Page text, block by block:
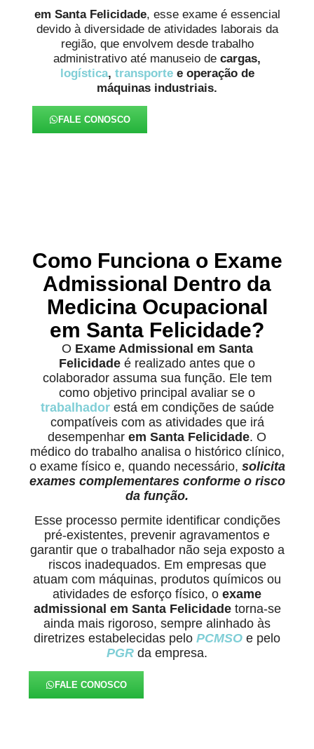
em Santa Felicidade, esse exame é essencial
devido à diversidade de atividades laborais da
região, que envolvem desde trabalho
administrativo até manuseio de cargas,
logística, transportee operação de
máquinas industriais.
FALE CONOSCO
Como Funciona o Exame
Admissional Dentro da
Medicina Ocupacional
em Santa Felicidade?
O Exame Admissional em Santa
Felicidade é realizado antes que o
colaborador assuma sua função. Ele tem
como objetivo principal avaliar se o
trabalhador está em condições de saúde
compatíveis com as atividades que irá
desempenhar em Santa Felicidade. O
médico do trabalho analisa o histórico clínico,
o exame físico e, quando necessário, solicita
exames complementares conforme o risco
da função.
Esse processo permite identificar condições
pré-existentes, prevenir agravamentos e
garantir que o trabalhador não seja exposto a
riscos inadequados. Em empresas que
atuam com máquinas, produtos químicos ou
atividades de esforço físico, o exame
admissional em Santa Felicidadetorna-se
ainda mais rigoroso, sempre alinhado às
diretrizes estabelecidas pelo PCMSO e pelo
PGR da empresa.
FALE CONOSCO